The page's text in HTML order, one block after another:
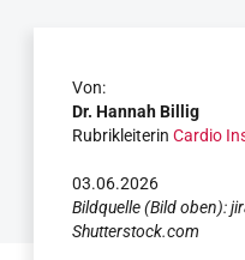
Von:
Dr. Hannah Billig
Rubrikleiterin Cardio
03.06.2026
Bildquelle (Bild oben):
Shutterstock.com